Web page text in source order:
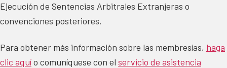
Ejecución de Sentencias Arbitrales Extranjeras o
convenciones posteriores.
Para obtener más información sobre las membresías, haga
clic aquío comuníquese con el servicio de asistencia